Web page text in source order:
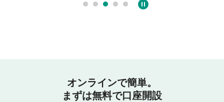
オンラインで簡単。
まずは無料で口座開設